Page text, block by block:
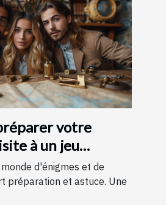
votre
à un jeu
et astuces
d'énigmes et de
préparation et astuce. Une